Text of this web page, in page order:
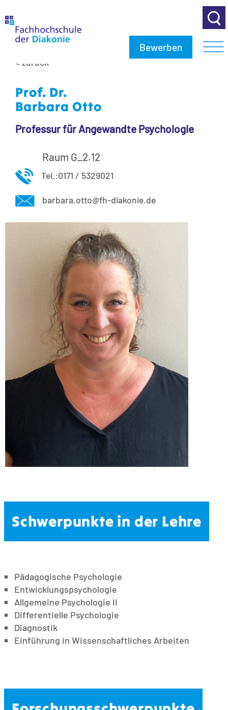
Bewerben
< zurück
Prof. Dr.
Barbara Otto
Professur für Angewandte Psychologie
Raum G_2.12
Tel.:0171 / 5329021
barbara.otto@fh-diakonie.de
Schwerpunkte in der Lehre
Pädagogische Psychologie
Entwicklungspsychologie
Allgemeine Psychologie II
Differentielle Psychologie
Diagnostik
Einführung in Wissenschaftliches Arbeiten